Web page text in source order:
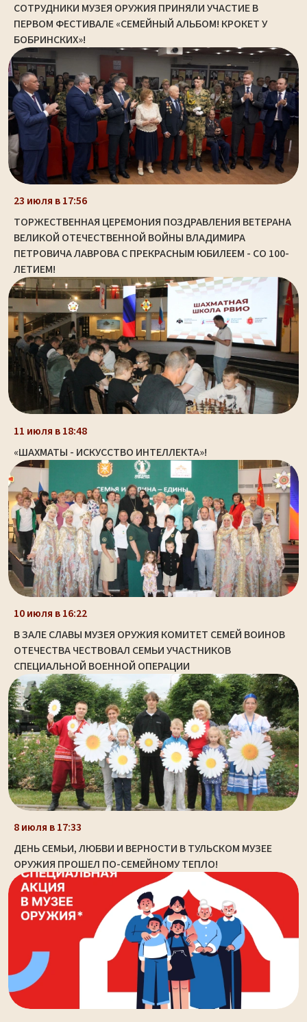
СОТРУДНИКИ МУЗЕЯ ОРУЖИЯ ПРИНЯЛИ УЧАСТИЕ В
ПЕРВОМ ФЕСТИВАЛЕ «СЕМЕЙНЫЙ АЛЬБОМ! КРОКЕТ У
БОБРИНСКИХ»!
23 июля в 17:56
ТОРЖЕСТВЕННАЯ ЦЕРЕМОНИЯ ПОЗДРАВЛЕНИЯ ВЕТЕРАНА
ВЕЛИКОЙ ОТЕЧЕСТВЕННОЙ ВОЙНЫ ВЛАДИМИРА
ПЕТРОВИЧА ЛАВРОВА С ПРЕКРАСНЫМ ЮБИЛЕЕМ - СО 100-
ЛЕТИЕМ!
11 июля в 18:48
«ШАХМАТЫ - ИСКУССТВО ИНТЕЛЛЕКТА»!
10 июля в 16:22
В ЗАЛЕ СЛАВЫ МУЗЕЯ ОРУЖИЯ КОМИТЕТ СЕМЕЙ ВОИНОВ
ОТЕЧЕСТВА ЧЕСТВОВАЛ СЕМЬИ УЧАСТНИКОВ
СПЕЦИАЛЬНОЙ ВОЕННОЙ ОПЕРАЦИИ
8 июля в 17:33
ДЕНЬ СЕМЬИ, ЛЮБВИ И ВЕРНОСТИ В ТУЛЬСКОМ МУЗЕЕ
ОРУЖИЯ ПРОШЕЛ ПО-СЕМЕЙНОМУ ТЕПЛО!